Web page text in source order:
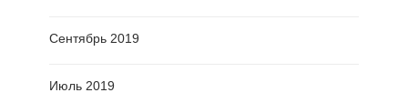
Сентябрь 2019
Июль 2019